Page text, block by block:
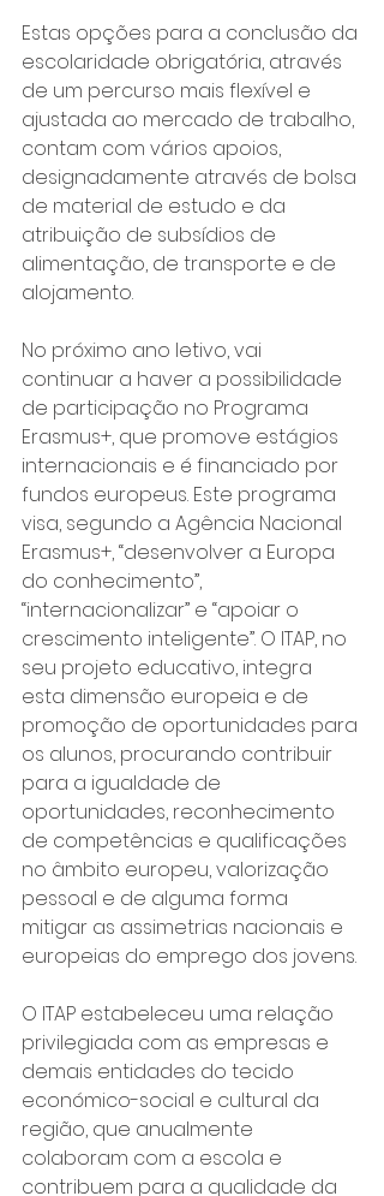
Estas opções para a conclusão da
escolaridade obrigatória, através
de um percurso mais flexível e
ajustada ao mercado de trabalho,
contam com vários apoios,
designadamente através de bolsa
de material de estudo e da
atribuição de subsídios de
alimentação, de transporte e de
alojamento.
No próximo ano letivo, vai
continuar a haver a possibilidade
de participação no Programa
Erasmus+, que promove estágios
internacionais e é financiado por
fundos europeus. Este programa
visa, segundo a Agência Nacional
Erasmus+, “desenvolver a Europa
do conhecimento”,
“internacionalizar” e “apoiar o
crescimento inteligente”. O ITAP, no
seu projeto educativo, integra
esta dimensão europeia e de
promoção de oportunidades para
os alunos, procurando contribuir
para a igualdade de
oportunidades, reconhecimento
de competências e qualificações
no âmbito europeu, valorização
pessoal e de alguma forma
mitigar as assimetrias nacionais e
europeias do emprego dos jovens.
O ITAP estabeleceu uma relação
privilegiada com as empresas e
demais entidades do tecido
económico-social e cultural da
região, que anualmente
colaboram com a escola e
contribuem para a qualidade da